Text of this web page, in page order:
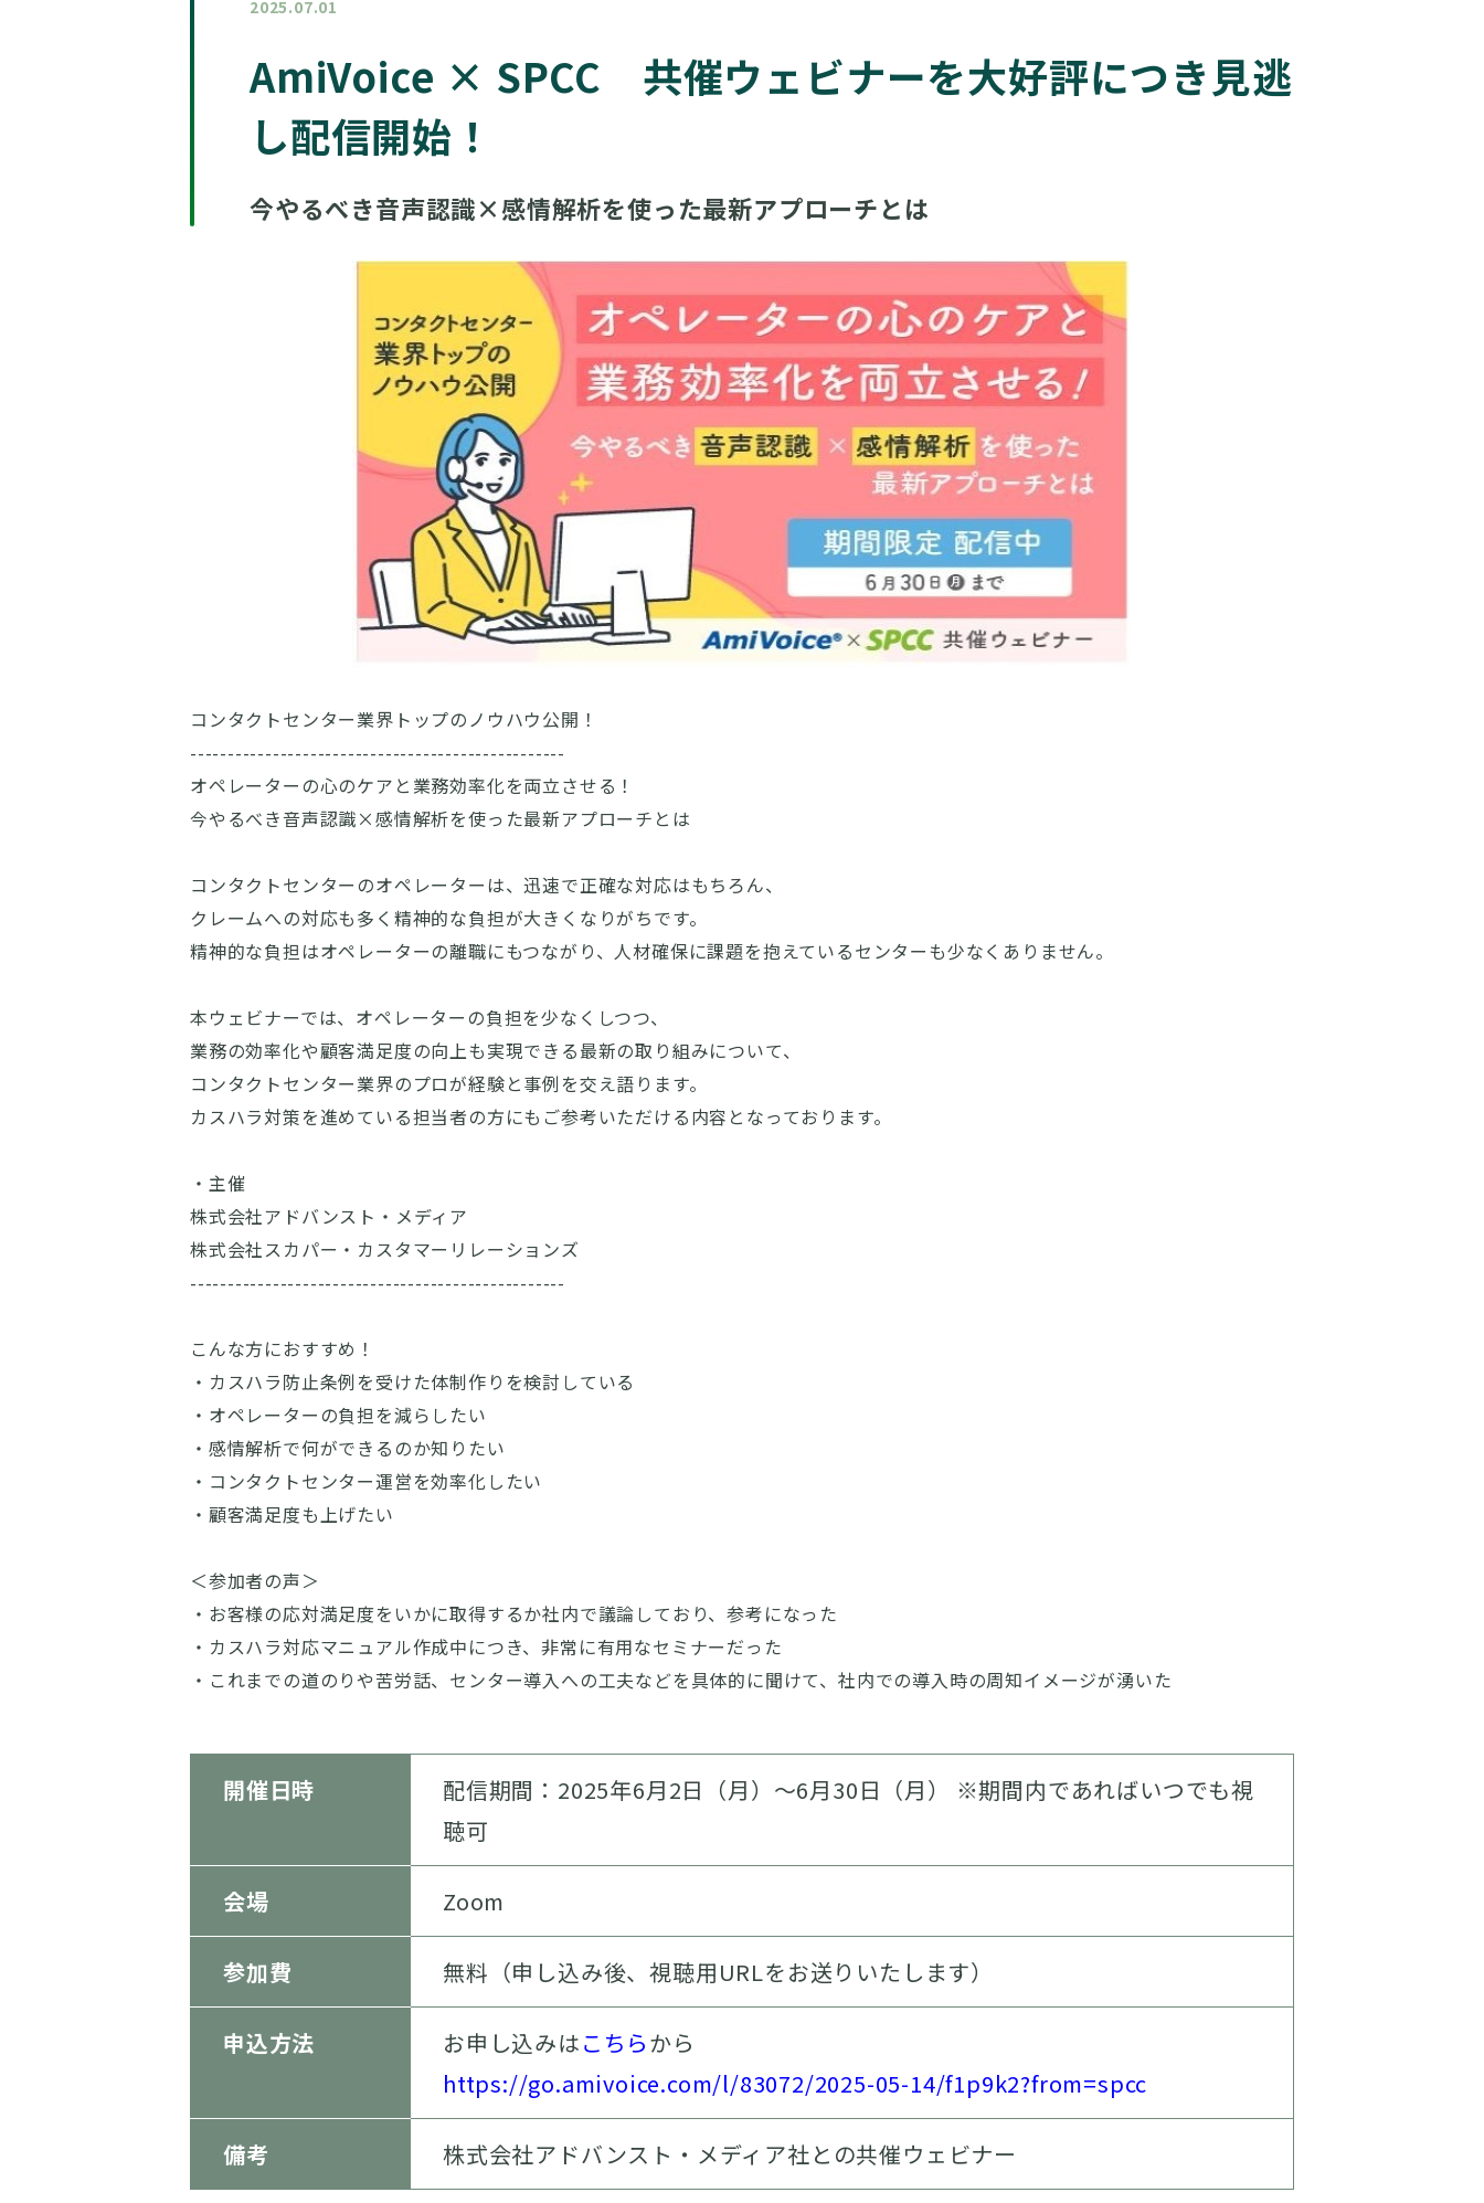
2025.07.01
AmiVoice × SPCC 共催ウェビナーを大好評につき見逃
し配信開始！
今やるべき音声認識×感情解析を使った最新アプローチとは
コンタクトセンター業界トップのノウハウ公開！
--------------------------------------------------
オペレーターの心のケアと業務効率化を両立させる！
今やるべき音声認識×感情解析を使った最新アプローチとは
コンタクトセンターのオペレーターは、迅速で正確な対応はもちろん、
クレームへの対応も多く精神的な負担が大きくなりがちです。
精神的な負担はオペレーターの離職にもつながり、人材確保に課題を抱えているセンターも少なくありません。
本ウェビナーでは、オペレーターの負担を少なくしつつ、
業務の効率化や顧客満足度の向上も実現できる最新の取り組みについて、
コンタクトセンター業界のプロが経験と事例を交え語ります。
カスハラ対策を進めている担当者の方にもご参考いただける内容となっております。
・主催
株式会社アドバンスト・メディア
株式会社スカパー・カスタマーリレーションズ
--------------------------------------------------
こんな方におすすめ！
・カスハラ防止条例を受けた体制作りを検討している
・オペレーターの負担を減らしたい
・感情解析で何ができるのか知りたい
・コンタクトセンター運営を効率化したい
・顧客満足度も上げたい
＜参加者の声＞
・お客様の応対満足度をいかに取得するか社内で議論しており、参考になった
・カスハラ対応マニュアル作成中につき、非常に有用なセミナーだった
・これまでの道のりや苦労話、センター導入への工夫などを具体的に聞けて、社内での導入時の周知イメージが湧いた
開催日時
配信期間：2025年6月2日（月）～6月30日（月） ※期間内であればいつでも視
聴可
会場 Zoom
参加費 無料（申し込み後、視聴用URLをお送りいたします）
申込方法 お申し込みはこちらから
https://go.amivoice.com/l/83072/2025-05-14/f1p9k2?from=spcc
備考 株式会社アドバンスト・メディア社との共催ウェビナー